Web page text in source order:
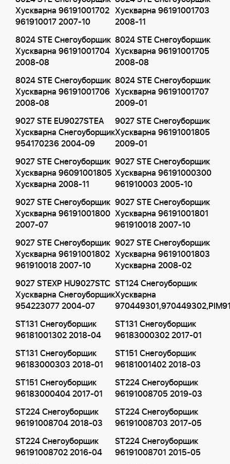
Хускварна 96191001702
961910017 2007-10
Хускварна 96191001703
2008-11
8024 STE Снегоуборщик
Хускварна 96191001704
2008-08
8024 STE Снегоуборщик
Хускварна 96191001705
2008-08
8024 STE Снегоуборщик
Хускварна 96191001706
2008-08
8024 STE Снегоуборщик
Хускварна 96191001707
2009-01
9027 STE EU9027STEA
Хускварна Снегоуборщик
954170236 2004-09
9027 STE Снегоуборщик
Хускварна 96191001805
2009-01
9027 STE Снегоуборщик
Хускварна 96091001805
Хускварна 2008-11
9027 STE Снегоуборщик
Хускварна 96191000300
961910003 2005-10
9027 STE Снегоуборщик
Хускварна 96191001800
2007-07
9027 STE Снегоуборщик
Хускварна 96191001801
961910018 2007-10
9027 STE Снегоуборщик
Хускварна 96191001802
961910018 2007-10
9027 STE Снегоуборщик
Хускварна 96191001803
Хускварна 2008-02
9027 STEXP HU9027STC
Хускварна Снегоуборщик
954223077 2004-07
ST124 Снегоуборщик
Хускварна
ST131 Снегоуборщик
96181001302 2018-04
ST131 Снегоуборщик
96183000302 2017-01
ST131 Снегоуборщик
96183000303 2018-01
ST151 Снегоуборщик
96181001402 2018-03
ST151 Снегоуборщик
96183000404 2017-01
ST224 Снегоуборщик
96191008705 2019-03
ST224 Снегоуборщик
96191008704 2018-03
ST224 Снегоуборщик
96191008703 2017-05
ST224 Снегоуборщик
96191008702 2016-04
ST224 Снегоуборщик
96191008701 2015-05